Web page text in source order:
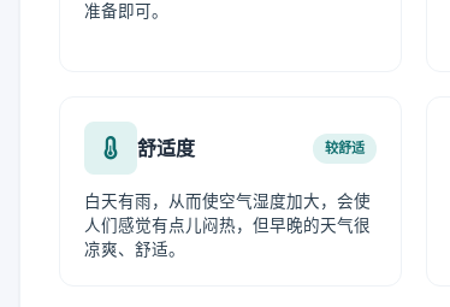
准备即可。
舒适度 较舒适
白天有雨，从而使空气湿度加大，会使
人们感觉有点儿闷热，但早晚的天气很
凉爽、舒适。